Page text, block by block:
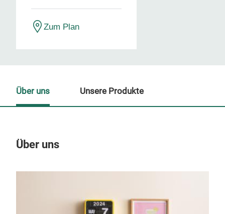
Zum Plan
Über uns
Über uns Unsere Produkte